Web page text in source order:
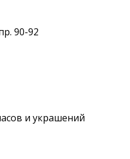
90-92
и украшений